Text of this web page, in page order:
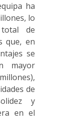
ha
lo
de
que, en
se
mayor
de
y
en el